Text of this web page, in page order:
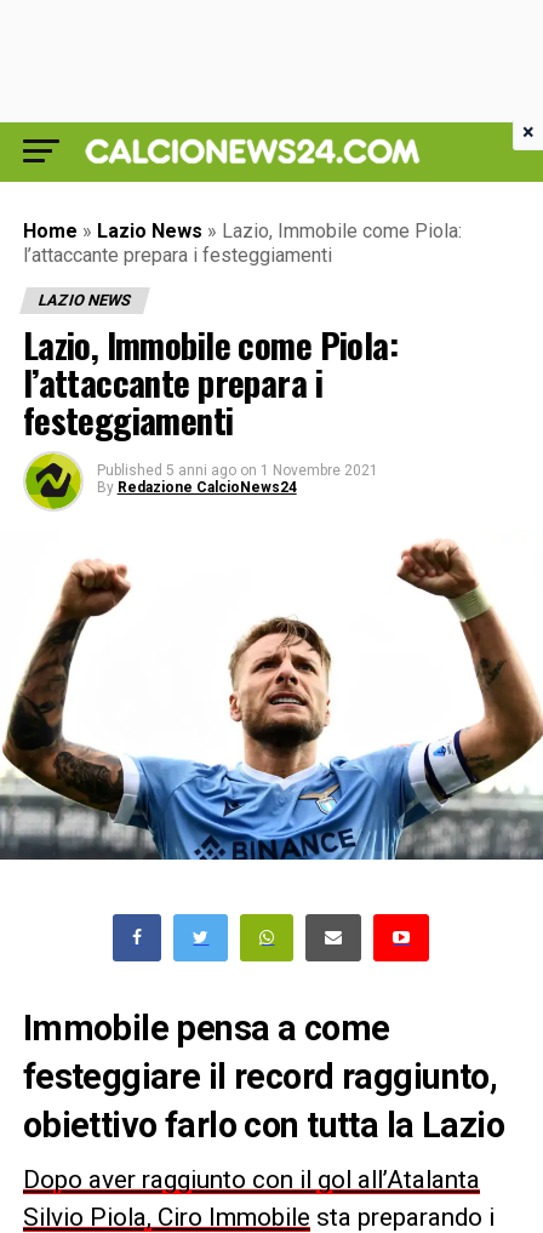
Home » Lazio News » Lazio, Immobile come Piola:
l’attaccante prepara i festeggiamenti
LAZIO NEWS
Lazio, Immobile come Piola:
l’attaccante prepara i
festeggiamenti
Published 5 anni ago on 1 Novembre 2021
By Redazione CalcioNews24
Immobile pensa a come
festeggiare il record raggiunto,
obiettivo farlo con tutta la Lazio
Dopo aver raggiunto con il gol all’Atalanta
Silvio Piola, Ciro Immobile sta preparando i
×